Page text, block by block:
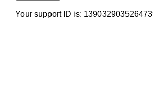
Your support ID is: